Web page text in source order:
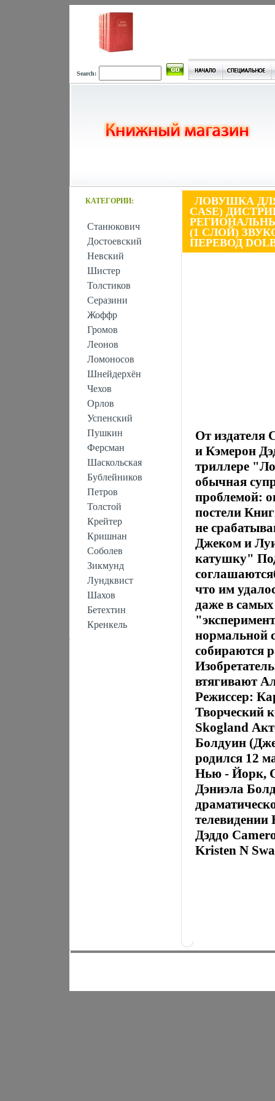
Search:
КАТЕГОРИИ:
Станюкович
Достоевский
Невский
Шистер
Толстиков
Серазини
Жоффр
Громов
Леонов
Ломоносов
Шнейдерхён
Чехов
Орлов
Успенский
Пушкин
Ферсман
Шаскольская
Бублейников
Петров
Толстой
Крейтер
Кришнан
Соболев
Зикмунд
Лундквист
Шахов
Бетехтин
Кренкель
ЛОВУШКА
CASE)
(1 СЛОЙ)
ПЕРЕВОД
От издателя
и Кэмерон
триллере
обычная
проблемой:
постели
не
Джеком и
катушку"
что им
даже в
нормальной
собираются
втягивают
Режиссер:
Творческий
Skogland
Болдуин
родился 12
Нью - Йорк,
Дэниэла
телевидении
Дэддо
Kristen N